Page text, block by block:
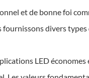
et de bonne foi
divers
LED